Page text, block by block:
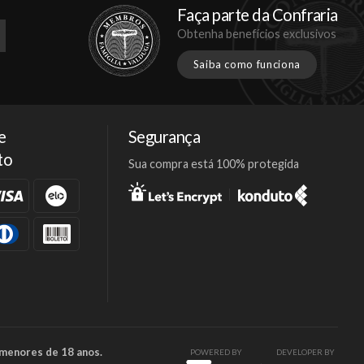
Faça parte da Confraria
Obtenha benefícios exclusivos
Saiba como funciona
Segurança
Sua compra está 100% protegida
de 18 anos. POWERED BY DEVELOPER BY